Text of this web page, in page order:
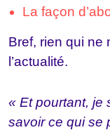
La façon
Bref, rien qui ne
l’actualité.
« Et pourtant, je
savoir ce qui se